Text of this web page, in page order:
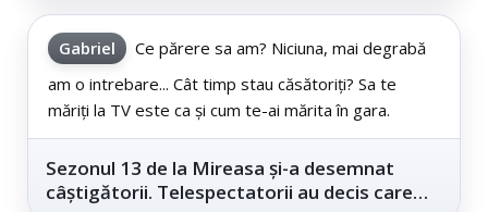
Gabriel
Ce părere sa am? Niciuna, mai degrabă
am o intrebare... Cât timp stau căsătoriți? Sa te
măriți la TV este ca și cum te-ai mărita în gara.
Sezonul 13 de la Mireasa și-a desemnat
câștigătorii. Telespectatorii au decis care